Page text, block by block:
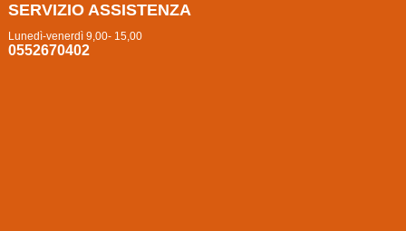
SERVIZIO ASSISTENZA
Lunedì-venerdì 9,00- 15,00
0552670402